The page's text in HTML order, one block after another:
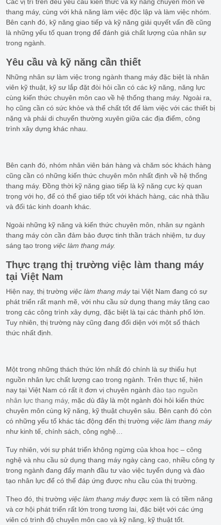
thang máy, cùng với khả năng làm việc độc lập và làm việc nhóm.
Bên cạnh đó, kỹ năng giao tiếp và kỹ năng giải quyết vấn đề cũng
là những yếu tố quan trọng để đánh giá chất lượng của nhân sự
trong ngành.
Yêu cầu và kỹ năng cần thiết
Những nhân sự làm việc trong ngành thang máy đặc biệt là nhân
viên kỹ thuật, kỹ sư lắp đặt đòi hỏi cần có các kỹ năng, năng lực
cùng kiến thức chuyên môn cao về hệ thống thang máy. Ngoài ra,
họ cũng cần có sức khỏe và thể chất tốt để làm việc với các thiết bị
nặng và phải di chuyển thường xuyên giữa các địa điểm, công
trình xây dựng khác nhau.
Bên cạnh đó, nhóm nhân viên bán hàng và chăm sóc khách hàng
cũng cần có những kiến thức chuyên môn nhất định về hệ thống
thang máy. Đồng thời kỹ năng giao tiếp là kỹ năng cực kỳ quan
trọng với họ, để có thể giao tiếp tốt với khách hàng, các nhà thầu
và đối tác kinh doanh khác.
Ngoài những kỹ năng và kiến thức chuyên môn, nhân sự ngành
thang máy còn cần đảm bảo được tinh thần trách nhiệm, tư duy
sáng tạo trong việc làm thang máy.
Thực trạng thị trường việc làm thang máy
tại Việt Nam
Hiện nay, thị trường việc làm thang máytại Việt Nam đang có sự
phát triển rất mạnh mẽ, với nhu cầu sử dụng thang máy tăng cao
trong các công trình xây dựng, đặc biệt là tại các thành phố lớn.
Tuy nhiên, thị trường này cũng đang đối diện với một số thách
thức nhất định.
Một trong những thách thức lớn nhất đó chính là sự thiếu hụt
nguồn nhân lực chất lượng cao trong ngành. Trên thực tế, hiện
nay tại Việt Nam có rất ít đơn vị chuyên ngành đào tạo nguồn
nhân lực thang máy, mặc dù đây là một ngành đòi hỏi kiến thức
chuyên môn cùng kỹ năng, kỹ thuật chuyên sâu. Bên cạnh đó còn
có những yếu tố khác tác động đến thị trường việc làm thang máy
như kinh tế, chính sách, công nghệ…
Tuy nhiên, với sự phát triển không ngừng của khoa học – công
nghệ và nhu cầu sử dụng thang máy ngày càng cao, nhiều công ty
trong ngành đang đẩy mạnh đầu tư vào việc tuyển dụng và đào
tạo nhân lực để có thể đáp ứng được nhu cầu của thị trường.
Theo đó, thị trường việc làm thang máyđược xem là có tiềm năng
và cơ hội phát triển rất lớn trong tương lai, đặc biệt với các ứng
viên có trình độ chuyên môn cao và kỹ năng, kỹ thuật tốt.